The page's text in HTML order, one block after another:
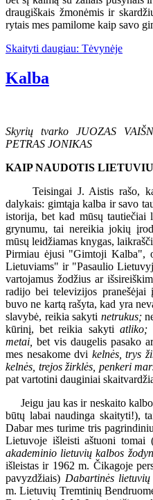
draugiškais žmonėmis ir
rytais mes pamilome kaip savo
Skaityti daugiau: Tėvynėje
Kalba
Skyrių tvarko JUOZAS
PETRAS JONIKAS
KAIP NAUDOTIS
Teisingai J. Aistis rašo,
dalykais: gimtąja kalba ir savo
istorija, bet kad mūsų tautiečiai
grynumu, tai nereikia jokių
mūsų leidžiamas knygas,
Pirmiau ėjusi "Gimtoji Kalba",
Lietuviams" ir "Pasaulio
vartojamus žodžius ar
radijo bei televizijos
buvo ne kartą rašyta, kad yra
slavybė, reikia sakyti netrukus;
kūrinį, bet reikia sakyti atliko;
metai, bet vis daugelis pasako
mes nesakome dvi kelnės, trys
kelnės, trejos žirklės, penkeri
pat vartotini dauginiai
Jeigu jau kas ir neskaito
būtų labai naudinga skaityti!),
Dabar mes turime tris
Lietuvoje išleisti aštuoni tomai
akademinio lietuvių kalbos
išleistas ir 1962 m. Čikagoje
pavyzdžiais) Dabartinės
m. Lietuvių Tremtinių